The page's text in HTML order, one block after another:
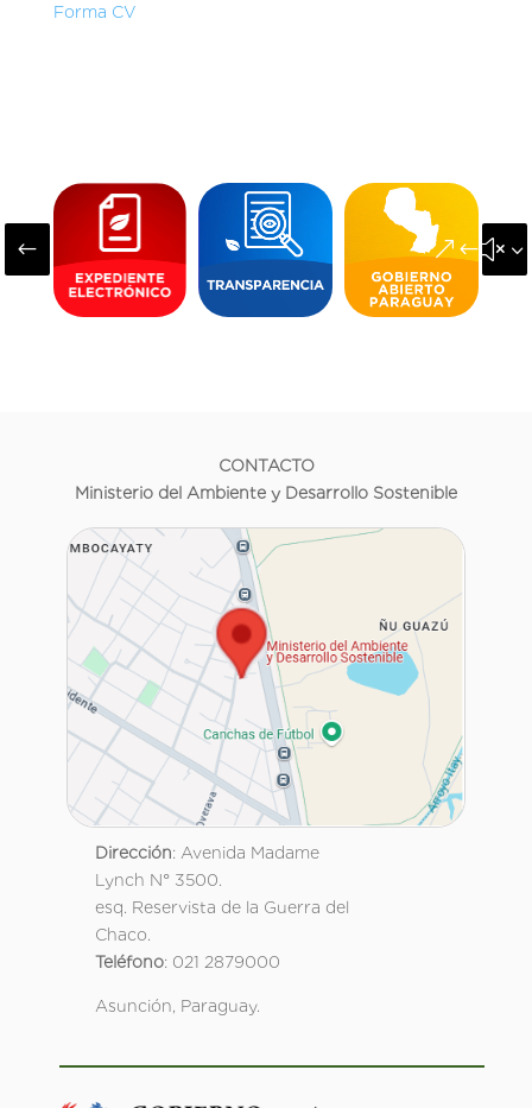
Forma CV
#
CONTACTO
Ministerio del Ambiente y Desarrollo Sostenible
Dirección: Avenida Madame
Lynch N° 3500.
esq. Reservista de la Guerra del
Chaco.
Teléfono: 021 2879000
Asunción, Paraguay.